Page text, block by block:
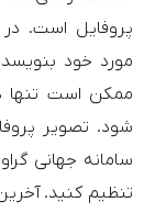
پروفایل است.
مورد خود
ممکن است تنها
شود. تصویر
تنظیم کنید.